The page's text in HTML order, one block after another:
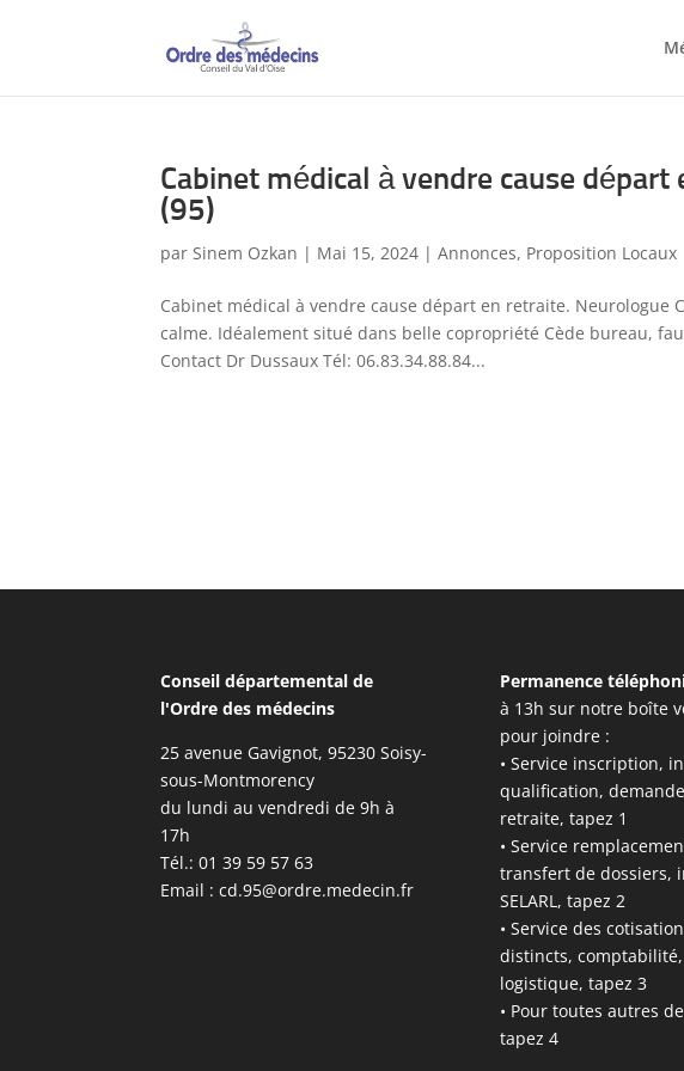
Cabinet médical à vendre cause
(95)
parSinem Ozkan | Mai 15, 2024 |Annonces, Proposition Locaux
Cabinet médical à vendre cause départ en retraite. Neurologue
calme. Idéalement situé dans belle copropriété Cède bureau,
Contact Dr Dussaux Tél: 06.83.34.88.84...
Conseil départemental de
l'Ordre des médecins
25 avenue Gavignot, 95230 Soisy-
sous-Montmorency
du lundi au vendredi de 9h à
17h
Tél.: 01 39 59 57 63
Email :cd.95@ordre.medecin.fr
Permanence
à 13h sur notre boîte
pour joindre :
• Service inscription,
qualification,
retraite, tapez 1
• Service
transfert de dossiers,
SELARL, tapez 2
• Service des
distincts, comptabilité,
logistique, tapez 3
• Pour toutes autres
tapez 4